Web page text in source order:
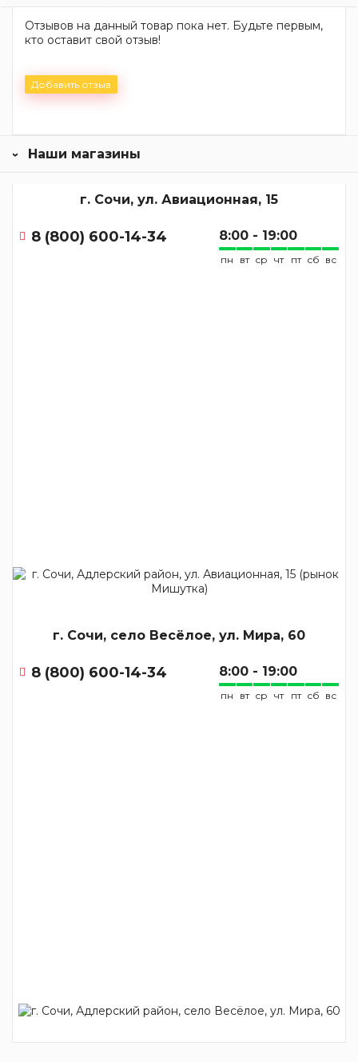
Отзывов на данный товар пока нет. Будьте первым,
кто оставит свой отзыв!
Добавить отзыв
Наши магазины
г. Сочи, ул. Авиационная, 15
8 (800) 600-14-34 8:00 - 19:00
пн вт ср чт пт сб вс
г. Сочи, село Весёлое, ул. Мира, 60
8 (800) 600-14-34 8:00 - 19:00
пн вт ср чт пт сб вс